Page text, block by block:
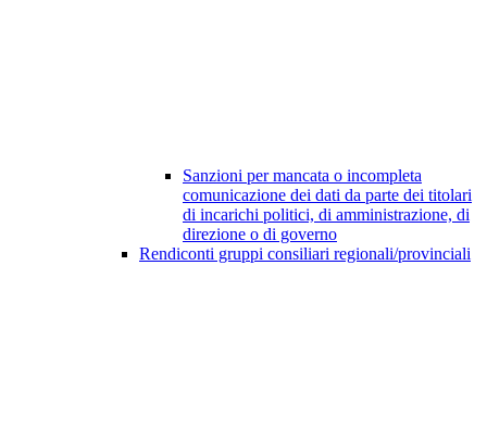
Sanzioni per mancata o incompleta
comunicazione dei dati da parte dei titolari
di incarichi politici, di amministrazione, di
direzione o di governo
Rendiconti gruppi consiliari regionali/provinciali